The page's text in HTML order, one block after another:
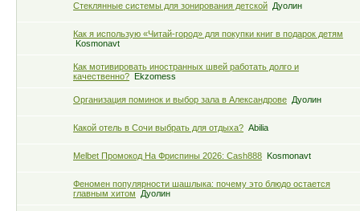
Стеклянные системы для зонирования детской Дуолин
Как я использую «Читай-город» для покупки книг в подарок детям
Kosmonavt
Как мотивировать иностранных швей работать долго и
качественно?
Ekzomess
Организация поминок и выбор зала в Александрове Дуолин
Какой отель в Сочи выбрать для отдыха? Abilia
Melbet Промокод На Фриспины 2026: Cash888 Kosmonavt
Феномен популярности шашлыка: почему это блюдо остается
главным хитом
Дуолин